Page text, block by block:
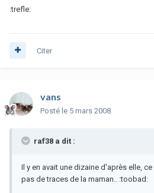
:trefle:
Citer
vans
Posté le 5 mars 2008
raf38 a dit :
Il y en avait une dizaine d'après elle, ce
pas de traces de la maman.. :toobad: